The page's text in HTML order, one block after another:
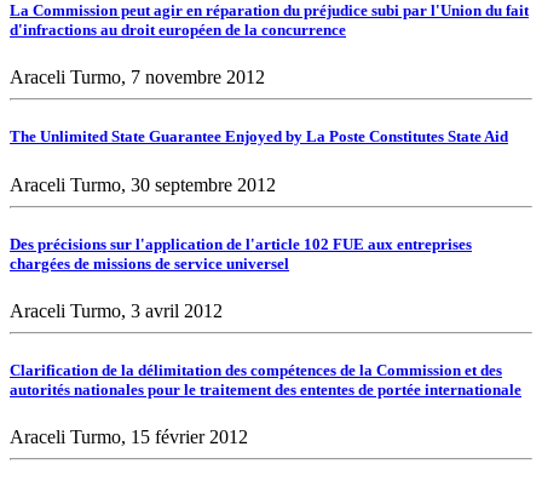
La Commission peut agir en réparation du préjudice subi par l'Union du fait
d'infractions au droit européen de la concurrence
Araceli Turmo, 7 novembre 2012
The Unlimited State Guarantee Enjoyed by La Poste Constitutes State Aid
Araceli Turmo, 30 septembre 2012
Des précisions sur l'application de l'article 102 FUE aux entreprises
chargées de missions de service universel
Araceli Turmo, 3 avril 2012
Clarification de la délimitation des compétences de la Commission et des
autorités nationales pour le traitement des ententes de portée internationale
Araceli Turmo, 15 février 2012